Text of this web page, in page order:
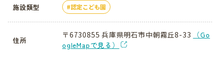
施設類型 認定こども園
住所
〒6730855 兵庫県明石市中朝霧丘8-33
（Go
ogleMapで見る）